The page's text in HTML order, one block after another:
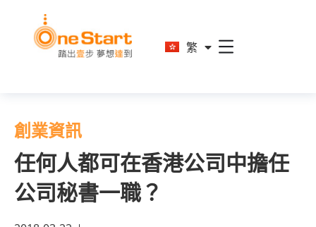
繁
简
創業資訊
任何人都可在香港公司中擔任
公司秘書一職？